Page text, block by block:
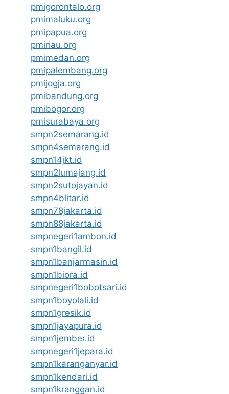
pmigorontalo.org
pmimaluku.org
pmipapua.org
pmiriau.org
pmimedan.org
pmipalembang.org
pmijogja.org
pmibandung.org
pmibogor.org
pmisurabaya.org
smpn2semarang.id
smpn4semarang.id
smpn14jkt.id
smpn2lumajang.id
smpn2sutojayan.id
smpn4blitar.id
smpn78jakarta.id
smpn88jakarta.id
smpnegeri1ambon.id
smpn1bangil.id
smpn1banjarmasin.id
smpn1biora.id
smpnegeri1bobotsari.id
smpn1boyolali.id
smpn1gresik.id
smpn1jayapura.id
smpn1jember.id
smpnegeri1jepara.id
smpn1karanganyar.id
smpn1kendari.id
smpn1kranggan.id